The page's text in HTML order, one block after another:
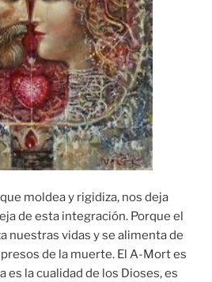
moldea y rigidiza, nos deja
de esta integración. Porque el
nuestras vidas y se alimenta de
de la muerte. El A-Mort es
es la cualidad de los Dioses, es